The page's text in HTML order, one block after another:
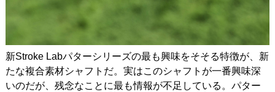
新Stroke Labパターシリーズの最も興味をそそる特徴が、新
たな複合素材シャフトだ。実はこのシャフトが一番興味深
いのだが、残念なことに最も情報が不足している。パター